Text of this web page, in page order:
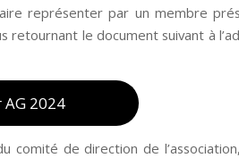
représenter par un membre
retournant le document suivant à
2024
comité de direction de